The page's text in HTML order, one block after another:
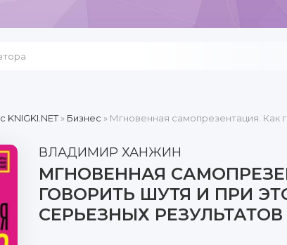
KNIGKI.NET» Бизнес » Мгновенная самопрезентация. Как
ВЛАДИМИР ХАНЖИН
МГНОВЕННАЯ
ГОВОРИТЬ ШУТЯ И ПРИ
СЕРЬЕЗНЫХ РЕЗУЛЬТАТОВ